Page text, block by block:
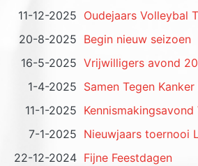
11-12-2025 Oudejaars Volleybal
20-8-2025 Begin nieuw seizoen
16-5-2025 Vrijwilligers avond
1-4-2025 Samen Tegen
11-1-2025 Kennismakingsavond
7-1-2025 Nieuwjaars toernooi
22-12-2024 Fijne Feestdagen